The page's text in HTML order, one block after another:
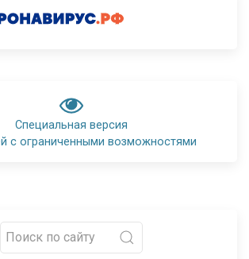
Специальная версия
с ограниченными возможностями